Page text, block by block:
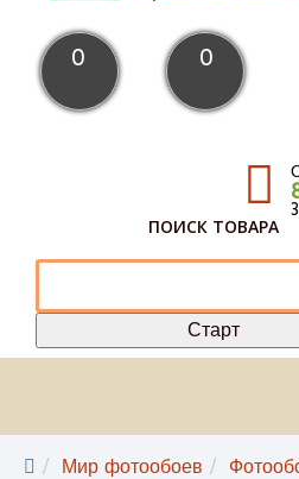
0 0
ПОИСК ТОВАРА
Мир фотообоев